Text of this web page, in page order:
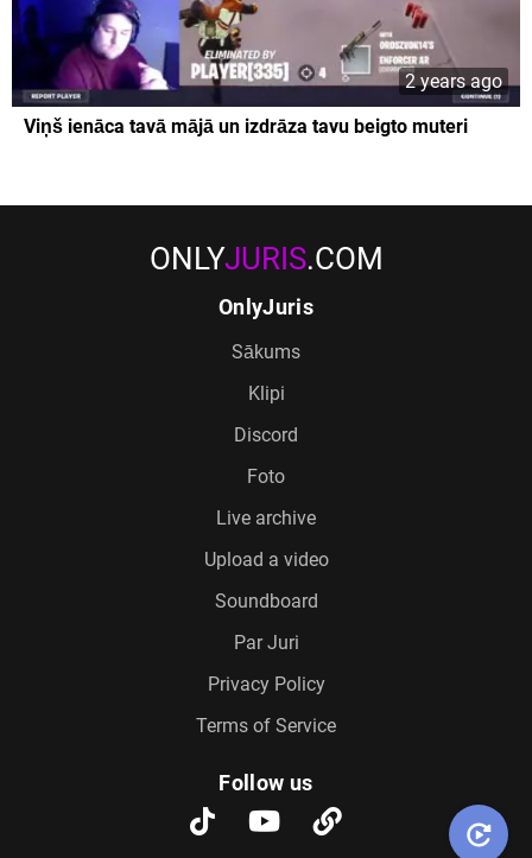
2 years ago
Viņš ienāca tavā mājā un izdrāza tavu beigto muteri
ONLYJURIS.COM
OnlyJuris
Sākums
Klipi
Discord
Foto
Live archive
Upload a video
Soundboard
Par Juri
Privacy Policy
Terms of Service
Follow us